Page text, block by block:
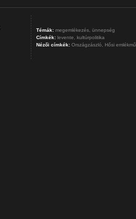
Témák: megemlékezés, ünnepség
Címkék: levente,
kultúrpolitika
Nézői címkék: Országzászló, Hősi emlékmű